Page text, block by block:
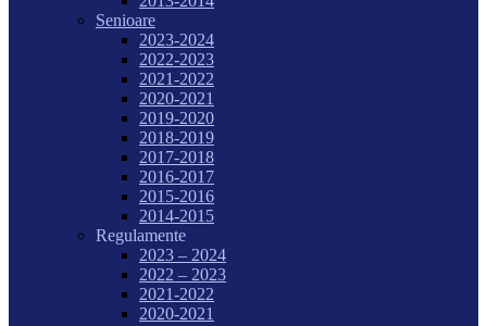
Senioare
2023-2024
2022-2023
2021-2022
2020-2021
2019-2020
2018-2019
2017-2018
2016-2017
2015-2016
2014-2015
Regulamente
2023 – 2024
2022 – 2023
2021-2022
2020-2021